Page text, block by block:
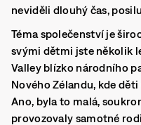
neviděli dlouhý čas,
Téma společenství je
svými dětmi jste několik
Valley blízko národního
Nového Zélandu, kde
Ano, byla to malá,
provozovaly samotné